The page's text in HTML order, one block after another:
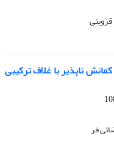
ناپذیر با غلاف ترکیبی
فر